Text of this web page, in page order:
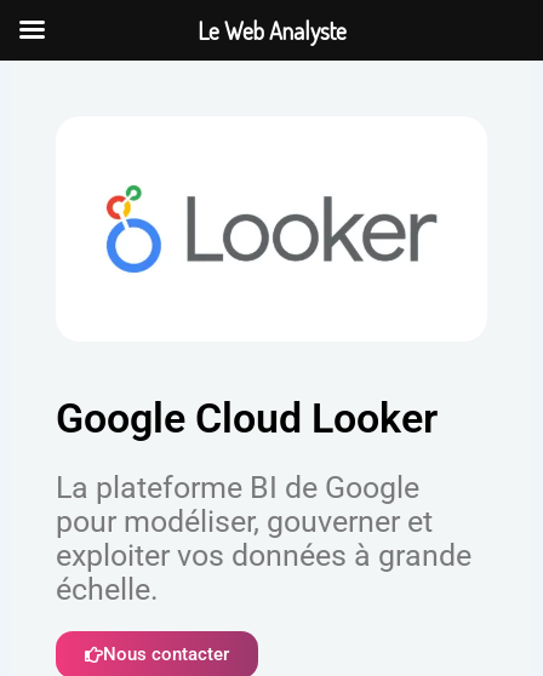
Aller
Google Cloud Looker
La plateforme BI de Google
pour modéliser, gouverner et
exploiter vos données à grande
échelle.
Nous contacter
Le Web Analyste